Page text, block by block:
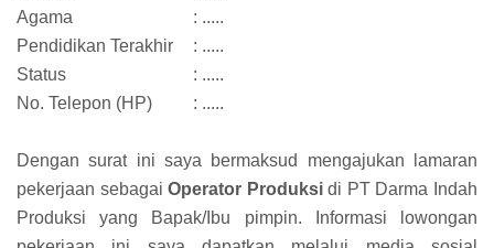
Agama
: .....
Pendidikan Terakhir
: .....
Status
: .....
No. Telepon (HP)
: .....
Dengan surat ini saya bermaksud mengajukan lamaran
pekerjaan sebagaiOperator Produksidi PT Darma Indah
Produksi yang Bapak/Ibu pimpin. Informasi lowongan